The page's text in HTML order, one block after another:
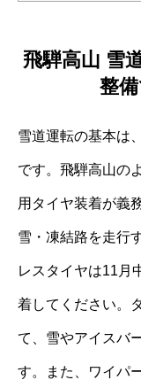
飛騨高山 雪
整
雪道運転の基本は
です。飛騨高山の
用タイヤ装着が義
雪・凍結路を走行
レスタイヤは11月
着してください。
て、雪やアイスバ
す。また、ワイパ